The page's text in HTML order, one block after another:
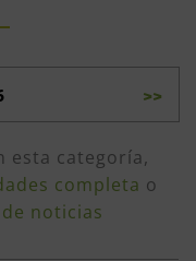
>>
esta categoría,
completa o
noticias